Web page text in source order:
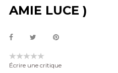
AMIE LUCE )
Écrire une critique